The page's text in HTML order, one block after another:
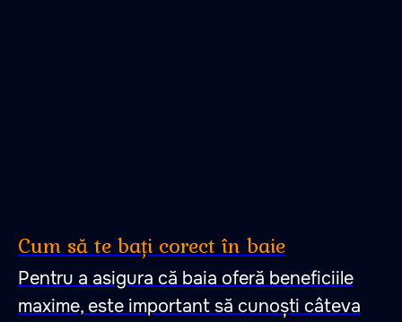
Cum să te bați corect în baie
Pentru a asigura că baia oferă beneficiile
maxime, este important să cunoști câteva